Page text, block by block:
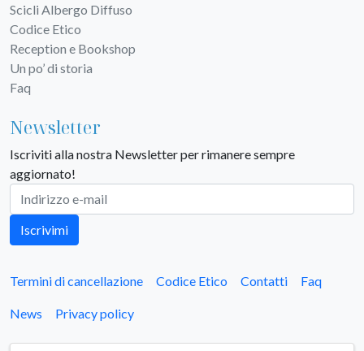
Scicli Albergo Diffuso
Codice Etico
Reception e Bookshop
Un po’ di storia
Faq
Newsletter
Iscriviti alla nostra Newsletter per rimanere sempre
aggiornato!
Iscrivimi
Termini di cancellazione Codice Etico Contatti Faq
News Privacy policy